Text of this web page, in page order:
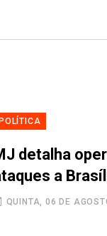
detalha
a
QUINTA, 06 DE